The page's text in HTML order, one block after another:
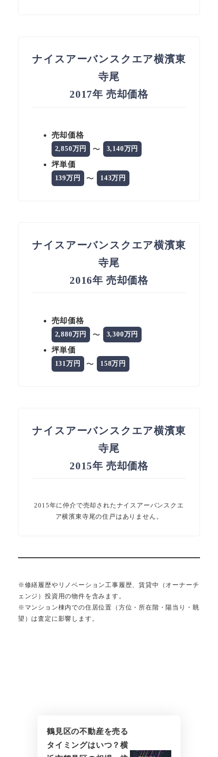
ナイスアーバンスクエア横濱東
寺尾
2017年 売却価格
売却価格
2,850万円 〜 3,140万円
坪単価
139万円 〜 143万円
ナイスアーバンスクエア横濱東
寺尾
2016年 売却価格
売却価格
2,880万円 〜 3,300万円
坪単価
131万円 〜 158万円
ナイスアーバンスクエア横濱東
寺尾
2015年 売却価格
2015年に仲介で売却されたナイスアーバンスクエ
ア横濱東寺尾の住戸はありません。
※修繕履歴やリノベーション工事履歴、賃貸中（オーナーチ
ェンジ）投資用の物件を含みます。
※マンション棟内での住居位置（方位・所在階・陽当り・眺
望）は査定に影響します。
鶴見区の不動産を売る
タイミングはいつ？横